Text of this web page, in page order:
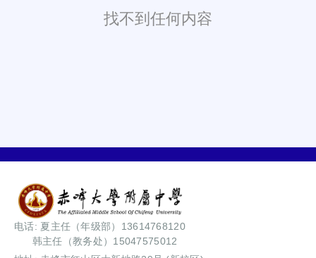
找不到任何内容
电话: 夏主任（年级部）13614768120
韩主任（教务处）15047575012